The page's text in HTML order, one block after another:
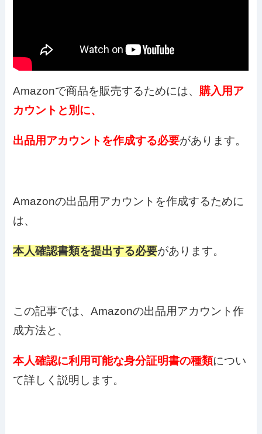
Amazonで商品を販売するためには、 購入用ア
カウントと別に、
出品用アカウントを作成する必要があります。
Amazonの出品用アカウントを作成するために
は、
本人確認書類を提出する必要があります。
この記事では、Amazonの出品用アカウント作
成方法と、
本人確認に利用可能な身分証明書の種類につい
て詳しく説明します。